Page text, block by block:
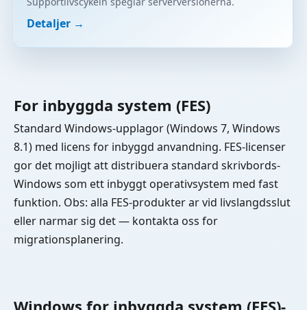
Detaljer →
For inbyggda system (FES)
Standard Windows-upplagor (Windows 7, Windows
8.1) med licens for inbyggd anvandning. FES-licenser
gor det mojligt att distribuera standard skrivbords-
Windows som ett inbyggt operativsystem med fast
funktion. Obs: alla FES-produkter ar vid livslangdsslut
eller narmar sig det — kontakta oss for
migrationsplanering.